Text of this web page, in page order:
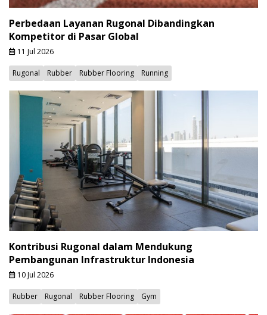
Perbedaan Layanan Rugonal Dibandingkan
Kompetitor di Pasar Global
11 Jul 2026
Rugonal Rubber Rubber Flooring Running
Kontribusi Rugonal dalam Mendukung
Pembangunan Infrastruktur Indonesia
10 Jul 2026
Rubber Rugonal Rubber Flooring Gym